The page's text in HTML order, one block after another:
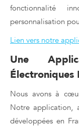
fonctionnalité
personnalisation
Lien vers notre
Une
Électroniques
Nous avons à
Notre application,
développées en